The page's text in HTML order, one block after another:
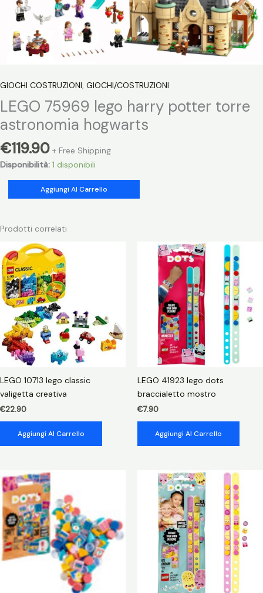
GIOCHI COSTRUZIONI, GIOCHI/COSTRUZIONI
LEGO 75969 lego harry potter torre
astronomia hogwarts
€119.90 + Free Shipping
Disponibilità: 1 disponibili
75969
harry
torre
astronomia
hogwarts
quantità
Aggiungi Al Carrello
Prodotti correlati
LEGO 10713 lego classic
valigetta creativa
€22.90
Aggiungi Al Carrello
LEGO 41923 lego dots
braccialetto mostro
€7.90
Aggiungi Al Carrello